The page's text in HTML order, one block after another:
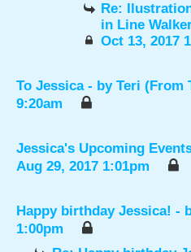
Re:
in Line
Oct 13, 2017
To Jessica - by Teri (From
9:20am
Jessica's Upcoming
Aug 29, 2017 1:01pm
Happy birthday Jessica! -
1:00pm